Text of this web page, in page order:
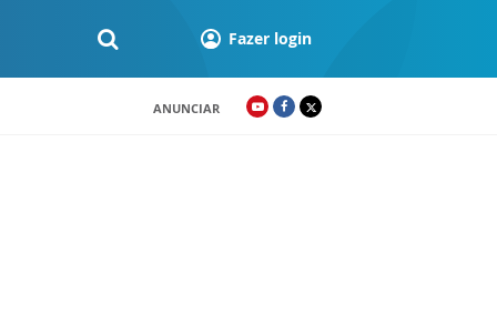
Fazer login
ANUNCIAR